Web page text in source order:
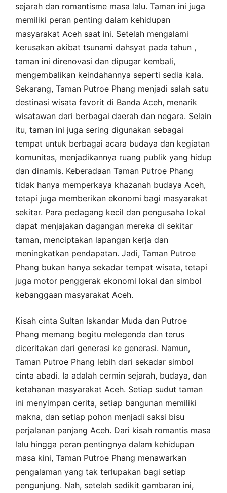
sejarah dan romantisme masa lalu. Taman ini juga
memiliki peran penting dalam kehidupan
masyarakat Aceh saat ini. Setelah mengalami
kerusakan akibat tsunami dahsyat pada tahun ,
taman ini direnovasi dan dipugar kembali,
mengembalikan keindahannya seperti sedia kala.
Sekarang, Taman Putroe Phang menjadi salah satu
destinasi wisata favorit di Banda Aceh, menarik
wisatawan dari berbagai daerah dan negara. Selain
itu, taman ini juga sering digunakan sebagai
tempat untuk berbagai acara budaya dan kegiatan
komunitas, menjadikannya ruang publik yang hidup
dan dinamis. Keberadaan Taman Putroe Phang
tidak hanya memperkaya khazanah budaya Aceh,
tetapi juga memberikan ekonomi bagi masyarakat
sekitar. Para pedagang kecil dan pengusaha lokal
dapat menjajakan dagangan mereka di sekitar
taman, menciptakan lapangan kerja dan
meningkatkan pendapatan. Jadi, Taman Putroe
Phang bukan hanya sekadar tempat wisata, tetapi
juga motor penggerak ekonomi lokal dan simbol
kebanggaan masyarakat Aceh.
Kisah cinta Sultan Iskandar Muda dan Putroe
Phang memang begitu melegenda dan terus
diceritakan dari generasi ke generasi. Namun,
Taman Putroe Phang lebih dari sekadar simbol
cinta abadi. Ia adalah cermin sejarah, budaya, dan
ketahanan masyarakat Aceh. Setiap sudut taman
ini menyimpan cerita, setiap bangunan memiliki
makna, dan setiap pohon menjadi saksi bisu
perjalanan panjang Aceh. Dari kisah romantis masa
lalu hingga peran pentingnya dalam kehidupan
masa kini, Taman Putroe Phang menawarkan
pengalaman yang tak terlupakan bagi setiap
pengunjung. Nah, setelah sedikit gambaran ini,